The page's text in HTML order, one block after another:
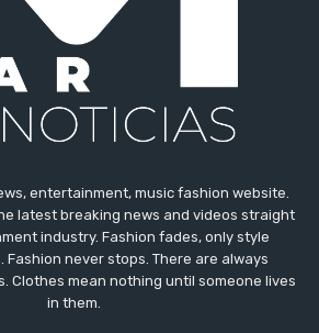
entertainment, music fashion website.
latest breaking news and videos straight
industry. Fashion fades, only style
Fashion never stops. There are always
Clothes mean nothing until someone lives
in them.